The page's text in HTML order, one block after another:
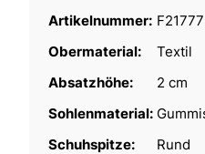
Artikelnummer:
Obermaterial:
Textil
Absatzhöhe:
2 cm
Sohlenmaterial:
Schuhspitze:
Rund